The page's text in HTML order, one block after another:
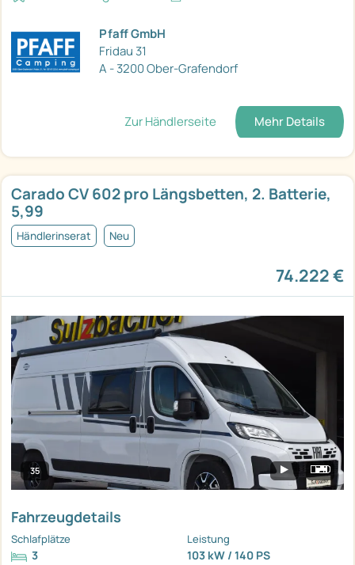
Pfaff GmbH
Fridau 31
A - 3200 Ober-Grafendorf
Zur Händlerseite Mehr Details
Carado CV 602 pro Längsbetten, 2. Batterie,
5,99
Händlerinserat Neu
74.222 €
35
Fahrzeugdetails
Schlafplätze
3
Leistung
103 kW / 140 PS